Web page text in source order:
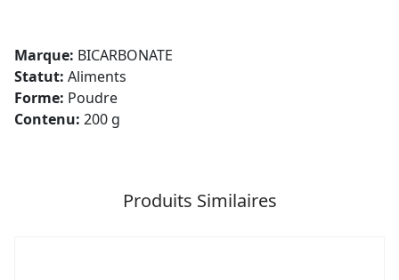
Marque: BICARBONATE
Statut: Aliments
Forme: Poudre
Contenu: 200 g
Produits Similaires